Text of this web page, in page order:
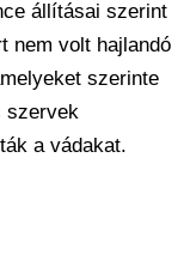
állításai szerint
nem volt hajlandó
szerinte
szervek
a vádakat.